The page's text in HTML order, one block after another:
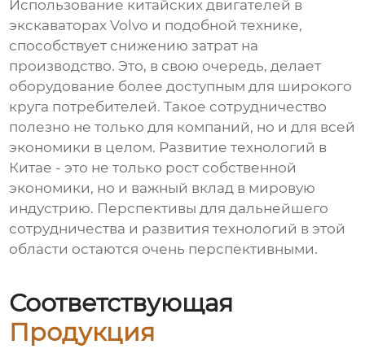
Использование китайских двигателей в
экскаваторах Volvo и подобной технике,
способствует снижению затрат на
производство. Это, в свою очередь, делает
оборудование более доступным для широкого
круга потребителей. Такое сотрудничество
полезно не только для компаний, но и для всей
экономики в целом. Развитие технологий в
Китае - это не только рост собственной
экономики, но и важный вклад в мировую
индустрию. Перспективы для дальнейшего
сотрудничества и развития технологий в этой
области остаются очень перспективными.
Соответствующая
Продукция